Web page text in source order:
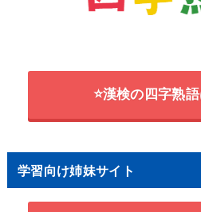
⭐漢検の四字熟
学習向け姉妹サイト